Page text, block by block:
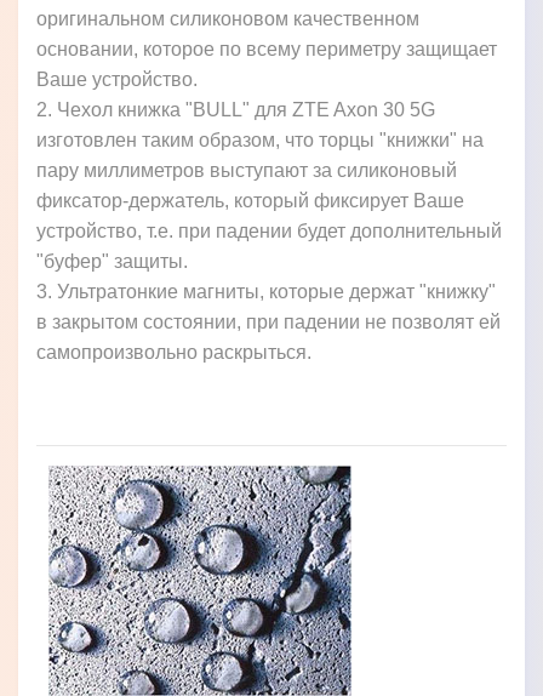
оригинальном силиконовом качественном
основании, которое по всему периметру защищает
Ваше устройство.
2. Чехол книжка "BULL" для ZTE Axon 30 5G
изготовлен таким образом, что торцы "книжки" на
пару миллиметров выступают за силиконовый
фиксатор-держатель, который фиксирует Ваше
устройство, т.е. при падении будет дополнительный
"буфер" защиты.
3. Ультратонкие магниты, которые держат "книжку"
в закрытом состоянии, при падении не позволят ей
самопроизвольно раскрыться.